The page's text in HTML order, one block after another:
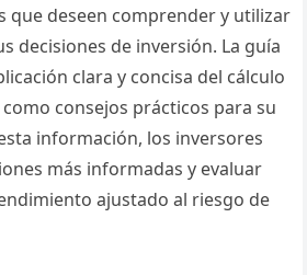
que deseen comprender y utilizar
decisiones de inversión. La guía
clara y concisa del cálculo
consejos prácticos para su
información, los inversores
más informadas y evaluar
ajustado al riesgo de